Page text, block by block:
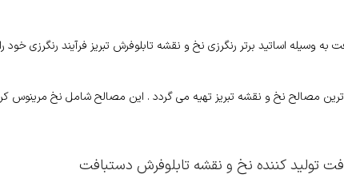
اساتید برتر رنگرزی نخ و نقشه تابلوفرش تبریز فرآیند رنگرزی
مصالح نخ و نقشه تبریز تهیه می گردد . این مصالح شامل نخ مرینوس
تولید کننده نخ و نقشه تابلوفرش دستبافت